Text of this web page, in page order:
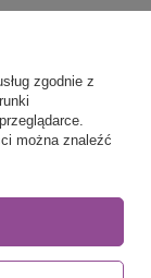
zgodnie z
można znaleźć